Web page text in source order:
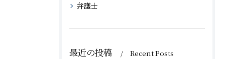
弁護士
最近の投稿 Recent Posts